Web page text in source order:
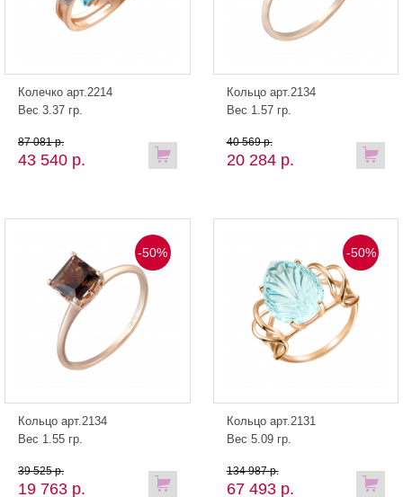
Колечко арт.2214
Вес 3.37 гр.
43 540 р.
87 081 р.
Кольцо арт.2134
Вес 1.57 гр.
20 284 р.
40 569 р.
-50%
Кольцо арт.2134
Вес 1.55 гр.
19 763 р.
39 525 р.
-50%
Кольцо арт.2131
Вес 5.09 гр.
67 493 р.
134 987 р.